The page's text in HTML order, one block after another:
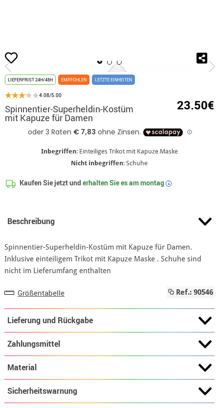
Beginn Spinnentier-Superheldin-
LIEFERFRIST 24H/48H EMPFOHLEN LETZTE EINHEITEN
4.08/5.00
Spinnentier-Superheldin-Kostüm
mit Kapuze für Damen
23.50€
Inbegriffen: Einteiliges Trikot mit Kapuze Maske
Nicht inbegriffen: Schuhe
Kaufen Sie jetzt underhalten Sie es ammontag i
Beschreibung
Spinnentier-Superheldin-Kostüm mit Kapuze für Damen.
Inklusive einteiligem Trikot mit Kapuze Maske . Schuhe sind
nicht im Lieferumfang enthalten
Größentabelle Ref.: 90546
Lieferung und Rückgabe
Zahlungsmittel
Material
Sicherheitswarnung